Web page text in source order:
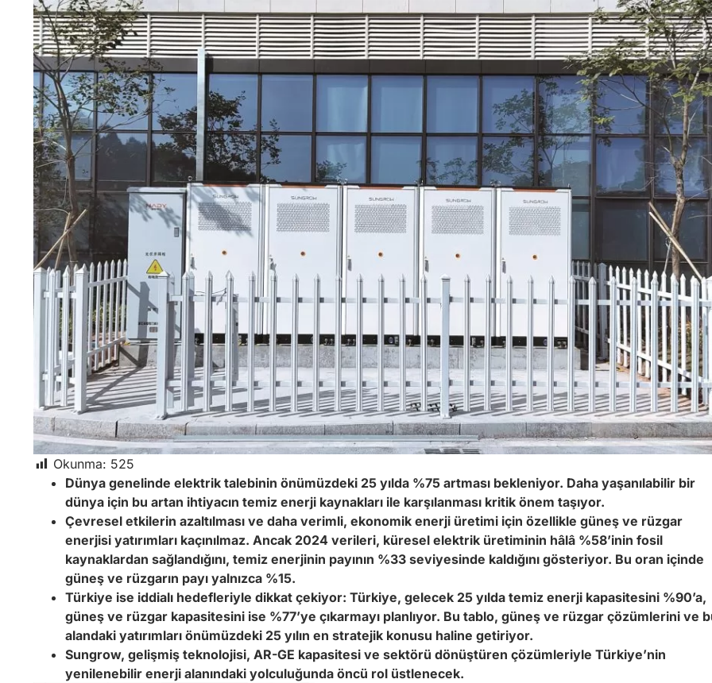
Okunma: 525
Dünya genelinde elektrik talebinin önümüzdeki 25 yılda %75 artması bekleniyor. Daha yaşanılabilir bir
dünya için bu artan ihtiyacın temiz enerji kaynakları ile karşılanması kritik önem taşıyor.
Çevresel etkilerin azaltılması ve daha verimli, ekonomik enerji üretimi için özellikle güneş ve rüzgar
enerjisi yatırımları kaçınılmaz. Ancak 2024 verileri, küresel elektrik üretiminin hâlâ %58’inin fosil
kaynaklardan sağlandığını, temiz enerjinin payının %33 seviyesinde kaldığını gösteriyor. Bu oran içinde
güneş ve rüzgarın payı yalnızca %15.
Türkiye ise iddialı hedefleriyle dikkat çekiyor: Türkiye, gelecek 25 yılda temiz enerji kapasitesini %90’a,
güneş ve rüzgar kapasitesini ise %77’ye çıkarmayı planlıyor. Bu tablo, güneş ve rüzgar çözümlerini ve
alandaki yatırımları önümüzdeki 25 yılın en stratejik konusu haline getiriyor.
Sungrow, gelişmiş teknolojisi, AR-GE kapasitesi ve sektörü dönüştüren çözümleriyle Türkiye’nin
yenilenebilir enerji alanındaki yolculuğunda öncü rol üstlenecek.